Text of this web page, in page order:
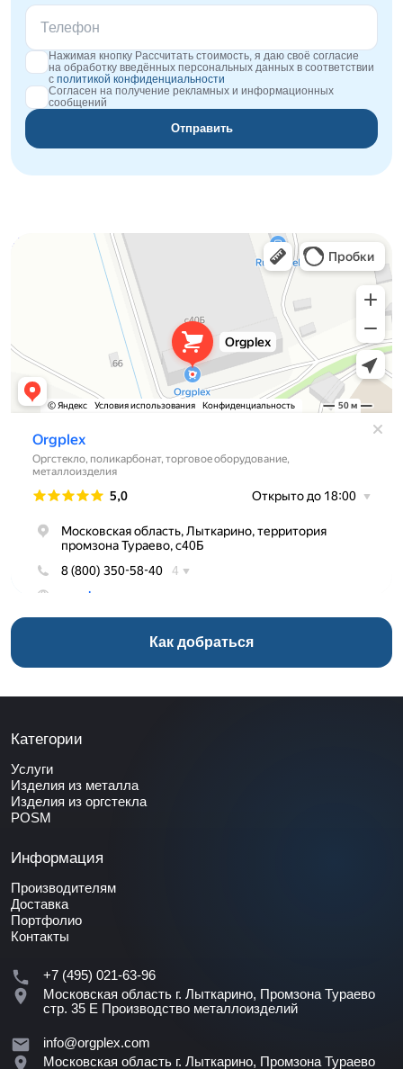
Нажимая кнопку Рассчитать стоимость, я даю своё согласие
на обработку введённых персональных данных в соответствии
с политикой конфиденциальности
Согласен на получение рекламных и информационных
сообщений
Отправить
Orgplex
Оргстекло, поликарбонат в Лыткарине
Торговое оборудование в Лыткарине
Как добраться
Категории
Услуги
Изделия из металла
Изделия из оргстекла
POSM
Информация
Производителям
Доставка
Портфолио
Контакты
+7 (495) 021-63-96
Московская область г. Лыткарино, Промзона Тураево
стр. 35 Е Производство металлоизделий
info@orgplex.com
Московская область г. Лыткарино, Промзона Тураево